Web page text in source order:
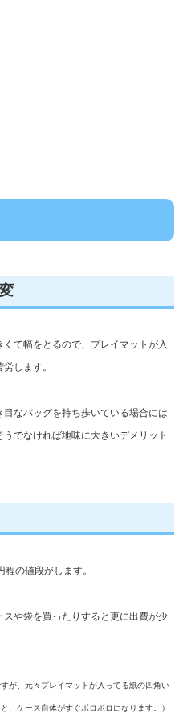
て幅をとるので、プレイマットが入
します。
なバッグを持ち歩いている場合には
でなければ地味に大きいデメリット
の値段がします。
や袋を買ったりすると更に出費が少
が、元々プレイマットが入ってる紙の四角い
、ケース自体がすぐボロボロになります。）